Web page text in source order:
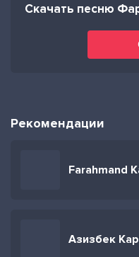
Скачать песню
Рекомендации
Farahmand
Азизбек